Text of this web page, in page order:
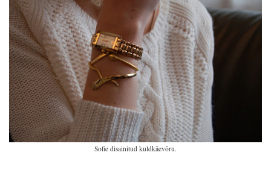
Sofie disainitud kuldkäevõru.